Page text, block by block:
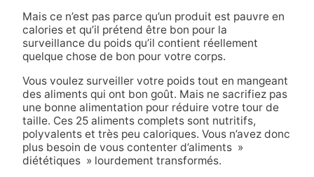
Mais ce n’est pas parce qu’un produit est pauvre en
calories et qu’il prétend être bon pour la
surveillance du poids qu’il contient réellement
quelque chose de bon pour votre corps.
Vous voulez surveiller votre poids tout en mangeant
des aliments qui ont bon goût. Mais ne sacrifiez pas
une bonne alimentation pour réduire votre tour de
taille. Ces 25 aliments complets sont nutritifs,
polyvalents et très peu caloriques. Vous n’avez donc
plus besoin de vous contenter d’aliments »
diététiques » lourdement transformés.